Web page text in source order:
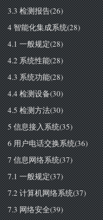
3.3 检测报告(26)
4 智能化集成系统(28)
4.1 一般规定(28)
4.2 系统性能(28)
4.3 系统功能(28)
4.4 检测设备(30)
4.5 检测方法(30)
5 信息接入系统(35)
6 用户电话交换系统(36)
7 信息网络系统(37)
7.1 一般规定(37)
7.2 计算机网络系统(37)
7.3 网络安全(39)